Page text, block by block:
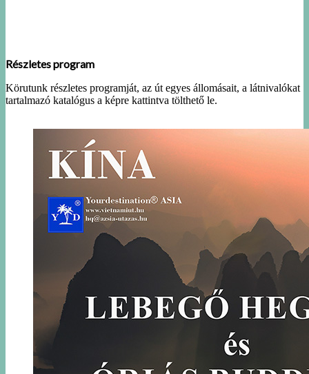
Részletes program
Körutunk részletes programját, az út egyes állomásait, a látnivalókat
tartalmazó katalógus a képre kattintva tölthető le.